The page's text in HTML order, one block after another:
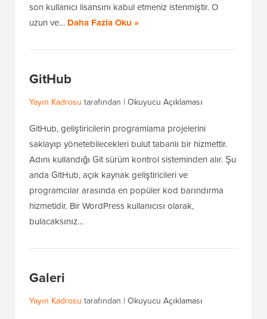
son kullanıcı lisansını kabul etmeniz istenmiştir. O
uzun ve… Daha Fazla Oku »
GitHub
Yayın Kadrosu tarafından | Okuyucu Açıklaması
GitHub, geliştiricilerin programlama projelerini
saklayıp yönetebilecekleri bulut tabanlı bir hizmettir.
Adını kullandığı Git sürüm kontrol sisteminden alır. Şu
anda GitHub, açık kaynak geliştiricileri ve
programcılar arasında en popüler kod barındırma
hizmetidir. Bir WordPress kullanıcısı olarak,
bulacaksınız…
Galeri
Yayın Kadrosu tarafından | Okuyucu Açıklaması